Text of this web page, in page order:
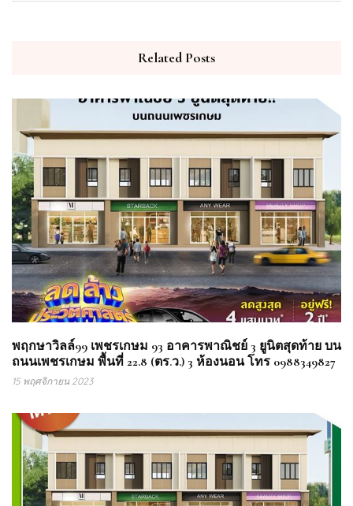
Related Posts
พฤกษาวิลล์99 เพชรเกษม 93 อาคารพาณิชย์ 3 ยูนิตสุดท้าย บน
ถนนเพชรเกษม พื้นที่ 22.8 (ตร.ว.) 3 ห้องนอน โทร 0988349827
15 พฤศจิกายน 2023